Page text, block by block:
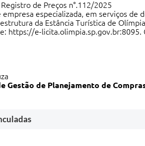
de Preços n°.112/2025
especializada, em serviços
da Estância Turística de
https://e-licita.olimpia.sp.gov.br:8095.
Gestão de Planejamento de